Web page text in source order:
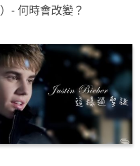
- 何時會改變？